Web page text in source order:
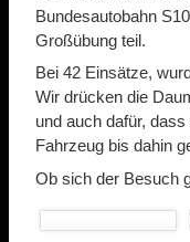
Bundesautobahn
Großübung teil.
Bei 42 Einsätze,
Wir drücken die
und auch dafür,
Fahrzeug bis dahin
Ob sich der Besuch